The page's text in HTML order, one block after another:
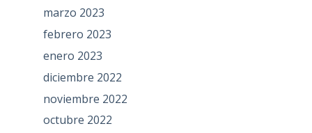
marzo 2023
febrero 2023
enero 2023
diciembre 2022
noviembre 2022
octubre 2022